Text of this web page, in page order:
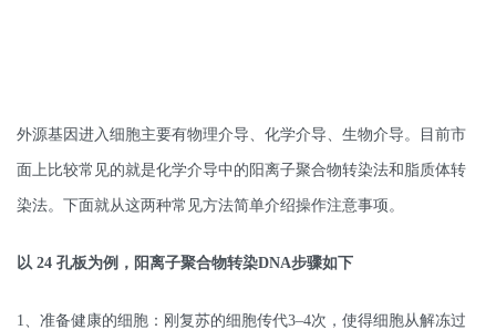
外源基因进入细胞主要有物理介导、化学介导、生物介导。目前市
面上比较常见的就是化学介导中的阳离子聚合物转染法和脂质体转
染法。下面就从这两种常见方法简单介绍操作注意事项。
以 24 孔板为例，阳离子聚合物转染DNA步骤如下
1、准备健康的细胞：刚复苏的细胞传代3–4次，使得细胞从解冻过